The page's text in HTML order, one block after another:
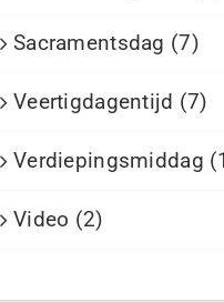
Sacramentsdag (7)
Veertigdagentijd (7)
Verdiepingsmiddag
Video (2)